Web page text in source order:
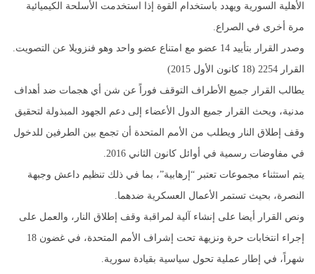
الأهلية السورية ويهدد باستخدام القوة إذا استخدمت الأسلحة الكيميائية
مرة أخرى في الصراع.
وصدر القرار بتأييد 14 عضو مع امتناع عضو واحد وهو فنزويلا عن التصويت.
القرار 2254 (18 كانون الأول 2015)
يطالب القرار جميع الأطراف التوقف فوراً عن شن أي هجمات ضد أهداف
مدنية، ويحث القرار جميع الدول الأعضاء إلى دعم الجهود المبذولة لتحقيق
وقف إطلاق النار ويطلب من الأمم المتحدة أن تجمع بين الطرفين للدخول
في مفاوضات رسمية في أوائل كانون الثاني 2016.
يتم استثناء مجموعات تعتبر “إرهابية”، بما في ذلك تنظيم داعش وجبهة
النصرة، بحيث تستمر الأعمال العسكرية ضدهما.
ونص القرار أيضا على إنشاء آلية لمراقبة وقف إطلاق النار، والعمل على
إجراء انتخابات حرة ونزيهة تحت إشراف الأمم المتحدة، في غضون 18
شهراً، في إطار عملية تحول سياسية بقيادة سورية.